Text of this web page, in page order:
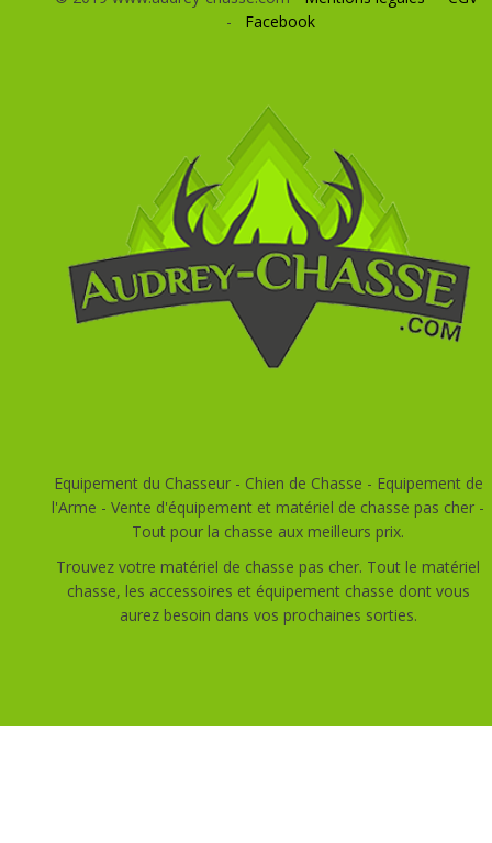
- Facebook
Equipement du Chasseur - Chien de Chasse - Equipement de
l'Arme - Vente d'équipement et matériel de chasse pas cher -
Tout pour la chasse aux meilleurs prix.
Trouvez votre matériel de chasse pas cher. Tout le matériel
chasse, les accessoires et équipement chasse dont vous
aurez besoin dans vos prochaines sorties.